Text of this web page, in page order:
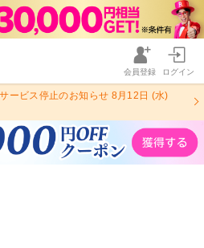
会員登録 ログイン
ービス停止のお知らせ 8月12日 (水)